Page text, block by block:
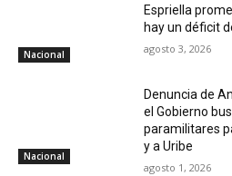
Nacional
Espriella
hay un déficit
agosto 3, 2026
Nacional
Denuncia de
el Gobierno
paramilitares
y a Uribe
agosto 1, 2026